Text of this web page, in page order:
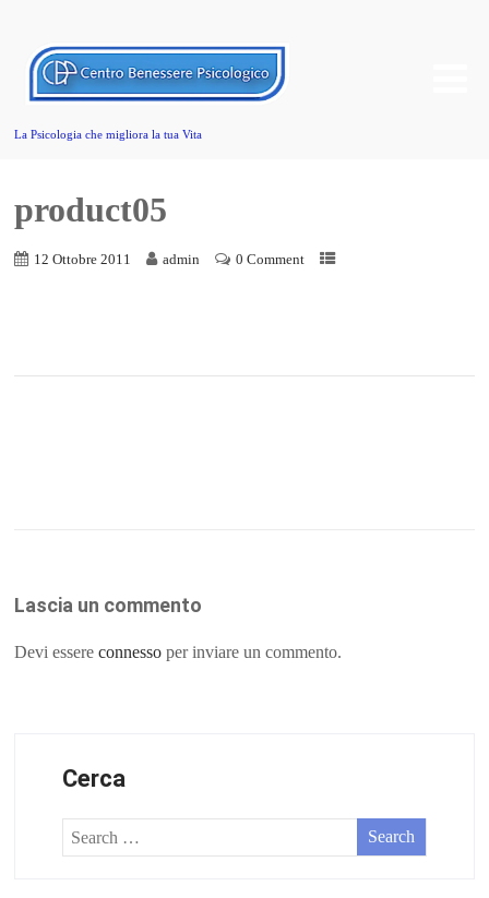
La Psicologia che migliora la tua Vita
product05
12 Ottobre 2011 admin 0 Comment
Lascia un commento
Devi essereconnesso per inviare un commento.
Cerca